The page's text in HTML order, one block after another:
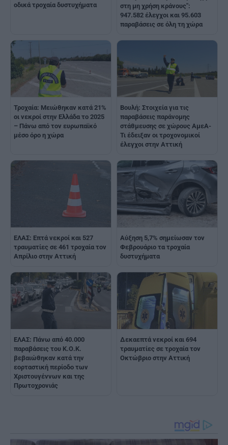
οδικά τροχαία δυστυχήματα
στη μη χρήση κράνους":
947.582 έλεγχοι και 95.603
παραβάσεις σε όλη τη χώρα
Τροχαία: Μειώθηκαν κατά 21%
οι νεκροί στην Ελλάδα το 2025
– Πάνω από τον ευρωπαϊκό
μέσο όρο η χώρα
Βουλή: Στοιχεία για τις
παραβάσεις παράνομης
στάθμευσης σε χώρους ΑμεΑ-
Τι έδειξαν οι τροχονομικοί
έλεγχοι στην Αττική
ΕΛΑΣ: Επτά νεκροί και 527
τραυματίες σε 461 τροχαία τον
Απρίλιο στην Αττική
Αύξηση 5,7% σημείωσαν τον
Φεβρουάριο τα τροχαία
δυστυχήματα
ΕΛΑΣ: Πάνω από 40.000
παραβάσεις του Κ.Ο.Κ.
βεβαιώθηκαν κατά την
εορταστική περίοδο των
Χριστουγέννων και της
Πρωτοχρονιάς
Δεκαεπτά νεκροί και 694
τραυματίες σε τροχαία τον
Οκτώβριο στην Αττική